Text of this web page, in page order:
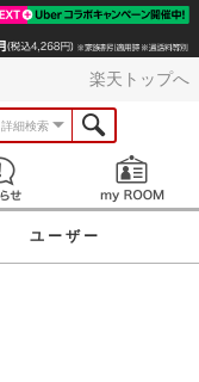
楽天トップへ
詳細検索
お知らせ
ユーザー